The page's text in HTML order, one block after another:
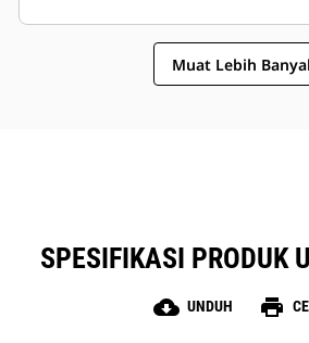
Muat Lebih
SPESIFIKASI PRODUK
cloud_download UNDUH print